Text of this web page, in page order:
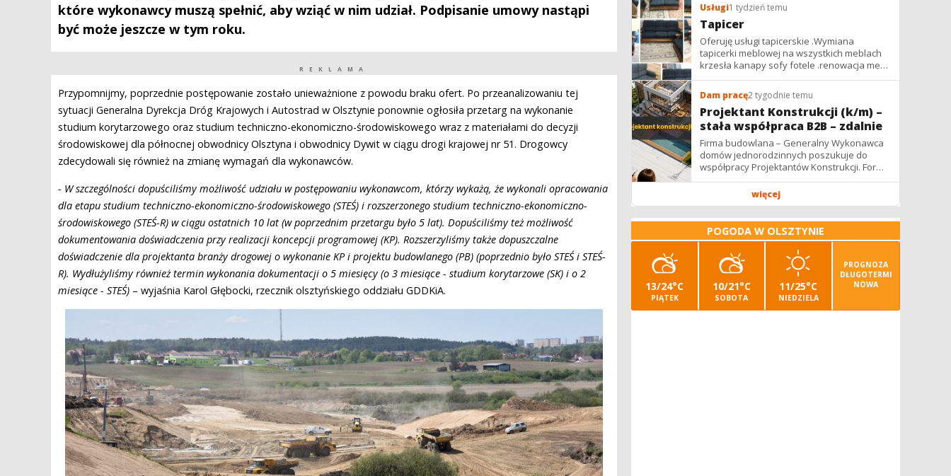
które wykonawcy muszą spełnić, aby wziąć w nim udział. Podpisanie umowy nastąpi
być może jeszcze w tym roku.
REKLAMA
Przypomnijmy, poprzednie postępowanie zostało unieważnione z powodu braku ofert. Po przeanalizowaniu tej
sytuacji Generalna Dyrekcja Dróg Krajowych i Autostrad w Olsztynie ponownie ogłosiła przetarg na wykonanie
studium korytarzowego oraz studium techniczno-ekonomiczno-środowiskowego wraz z materiałami do decyzji
środowiskowej dla północnej obwodnicy Olsztyna i obwodnicy Dywit w ciągu drogi krajowej nr 51. Drogowcy
zdecydowali się również na zmianę wymagań dla wykonawców.
- W szczególności dopuściliśmy możliwość udziału w postępowaniu wykonawcom, którzy wykażą, że wykonali opracowania
dla etapu studium techniczno-ekonomiczno-środowiskowego (STEŚ) i rozszerzonego studium techniczno-ekonomiczno-
środowiskowego (STEŚ-R) w ciągu ostatnich 10 lat (w poprzednim przetargu było 5 lat). Dopuściliśmy też możliwość
dokumentowania doświadczenia przy realizacji koncepcji programowej (KP). Rozszerzyliśmy także dopuszczalne
doświadczenie dla projektanta branży drogowej o wykonanie KP i projektu budowlanego (PB) (poprzednio było STEŚ i STEŚ-
R). Wydłużyliśmy również termin wykonania dokumentacji o 5 miesięcy (o 3 miesiące - studium korytarzowe (SK) i o 2
miesiące - STEŚ) – wyjaśnia Karol Głębocki, rzecznik olsztyńskiego oddziału GDDKiA.
Usługi1 tydzień temu
Tapicer
Oferuję usługi tapicerskie .Wymiana
tapicerki meblowej na wszystkich meblach
krzesła kanapy sofy fotele .renowacja mebli
vintage,PRL. glamur
Dam pracę2 tygodnie temu
Projektant Konstrukcji (k/m) –
stała współpraca B2B – zdalnie
Firma budowlana – Generalny Wykonawca
domów jednorodzinnych poszukuje do
współpracy Projektantów Konstrukcji. Forma
współpracy: B2B / podwykonawstwo –
więcej
POGODA W OLSZTYNIE
13/24°C
PIĄTEK
10/21°C
SOBOTA
11/25°C
NIEDZIELA
PROGNOZA
DŁUGOTERMI
NOWA